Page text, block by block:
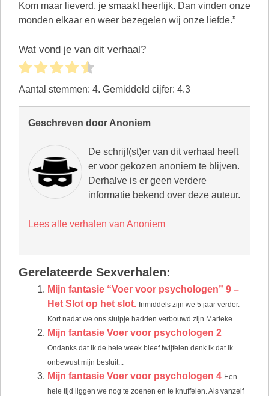
Kom maar lieverd, je smaakt heerlijk. Dan vinden onze
monden elkaar en weer bezegelen wij onze liefde.”
Wat vond je van dit verhaal?
Aantal stemmen: 4. Gemiddeld cijfer: 4.3
Geschreven door Anoniem
De schrijf(st)er van dit verhaal heeft
er voor gekozen anoniem te blijven.
Derhalve is er geen verdere
informatie bekend over deze auteur.
Lees alle verhalen van Anoniem
Gerelateerde Sexverhalen:
Mijn fantasie “Voer voor psychologen” 9 –
Het Slot op het slot. Inmiddels zijn we 5 jaar verder.
Kort nadat we ons stulpje hadden verbouwd zijn Marieke...
Mijn fantasie Voer voor psychologen 2
Ondanks dat ik de hele week bleef twijfelen denk ik dat ik
onbewust mijn besluit...
Mijn fantasie Voer voor psychologen 4 Een
hele tijd liggen we nog te zoenen en te knuffelen. Als vanzelf